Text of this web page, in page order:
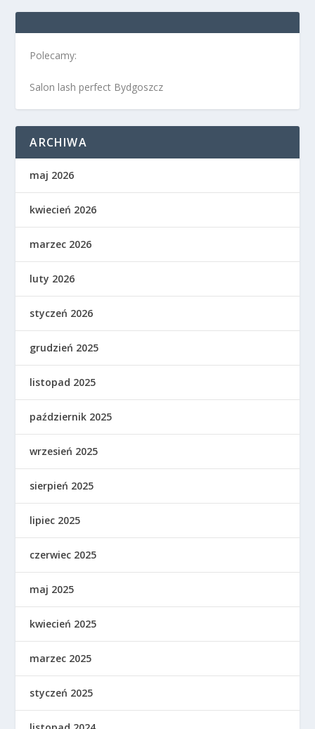
Polecamy:
Salon lash perfect Bydgoszcz
ARCHIWA
maj 2026
kwiecień 2026
marzec 2026
luty 2026
styczeń 2026
grudzień 2025
listopad 2025
październik 2025
wrzesień 2025
sierpień 2025
lipiec 2025
czerwiec 2025
maj 2025
kwiecień 2025
marzec 2025
styczeń 2025